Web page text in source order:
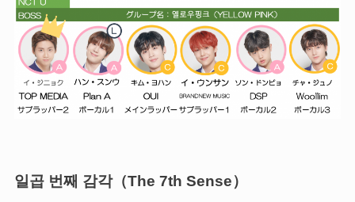
일곱 번째 감각（The 7th Sense）